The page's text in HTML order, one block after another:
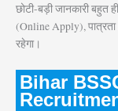
छोटी-बड़ी जानकारी
(Online Apply),
रहेगा।
Bihar